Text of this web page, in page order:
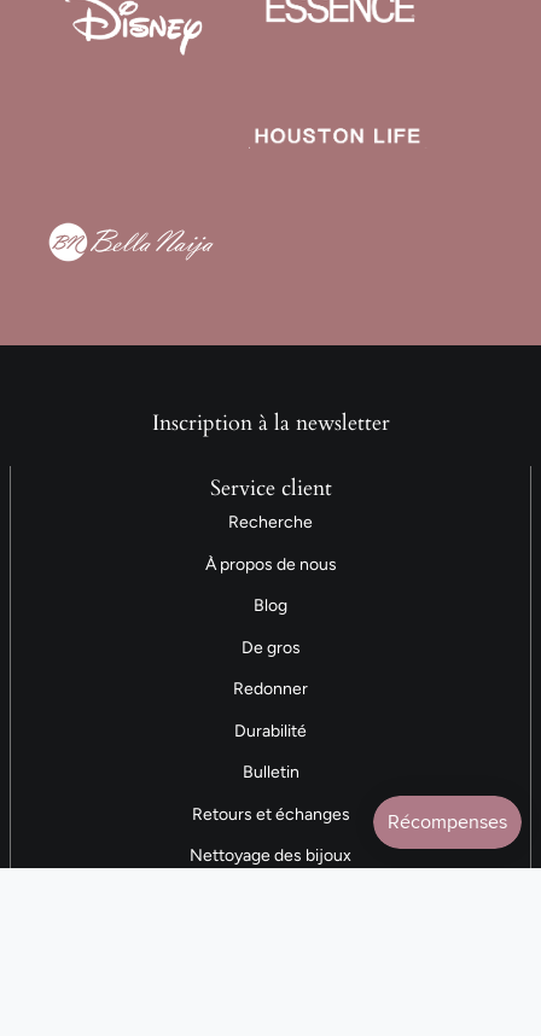
Inscription à la newsletter
Service client
Recherche
À propos de nous
Blog
De gros
Redonner
Durabilité
Bulletin
Retours et échanges
Nettoyage des bijoux